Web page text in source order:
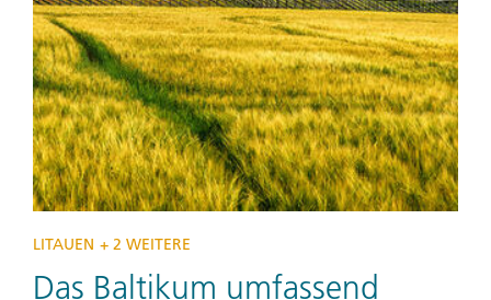
LITAUEN + 2 WEITERE
Das Baltikum umfassend